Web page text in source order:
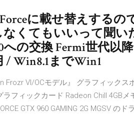
に載せ替えする
くてもいいって聞い
への交換 Fermi世代以
/ Win8.1までWin1
Frozr VI/OCモデル』 グラフィックス
フィックカード Radeon Chill 4GBメ
GTX 960 GAMING 2G MGSV の